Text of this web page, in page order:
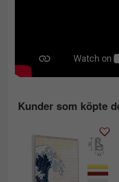
Kunder som köpte